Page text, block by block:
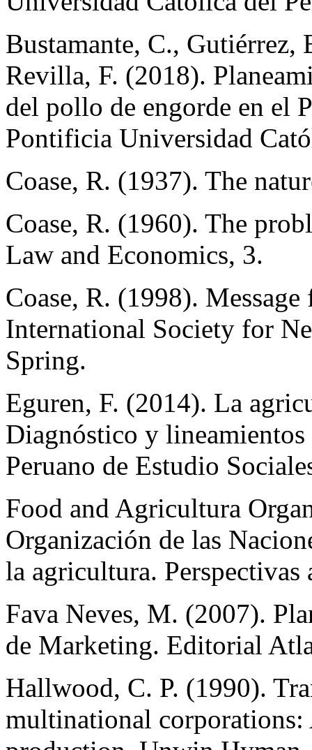
Bustamante, C., Gutiérrez,
Revilla, F. (2018).
del pollo de engorde en el
Pontificia Universidad
Coase, R. (1937). The
Coase, R. (1960). The
Law and Economics, 3.
Coase, R. (1998).
International Society for
Spring.
Eguren, F. (2014). La
Diagnóstico y lineamientos
Peruano de Estudio
Food and Agricultura
Organización de las
la agricultura.
Fava Neves, M. (2007).
de Marketing. Editorial
Hallwood, C. P. (1990).
multinational